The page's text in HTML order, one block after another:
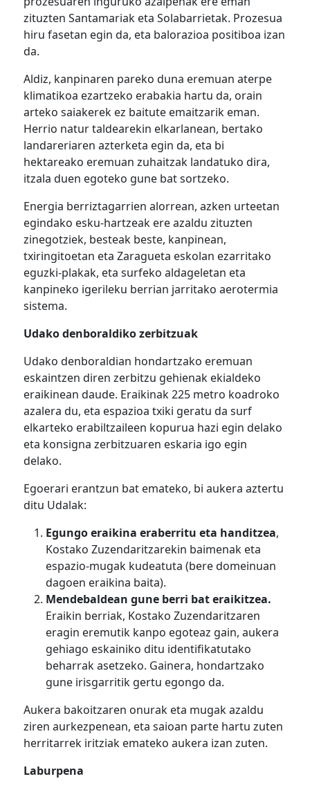
zituzten Santamariak eta Solabarrietak. Prozesua
hiru fasetan egin da, eta balorazioa positiboa izan
da.
Aldiz, kanpinaren pareko duna eremuan aterpe
klimatikoa ezartzeko erabakia hartu da, orain
arteko saiakerek ez baitute emaitzarik eman.
Herrio natur taldearekin elkarlanean, bertako
landareriaren azterketa egin da, eta bi
hektareako eremuan zuhaitzak landatuko dira,
itzala duen egoteko gune bat sortzeko.
Energia berriztagarrien alorrean, azken urteetan
egindako esku-hartzeak ere azaldu zituzten
zinegotziek, besteak beste, kanpinean,
txiringitoetan eta Zaragueta eskolan ezarritako
eguzki-plakak, eta surfeko aldageletan eta
kanpineko igerileku berrian jarritako aerotermia
sistema.
Udako denboraldiko zerbitzuak
Udako denboraldian hondartzako eremuan
eskaintzen diren zerbitzu gehienak ekialdeko
eraikinean daude. Eraikinak 225 metro koadroko
azalera du, eta espazioa txiki geratu da surf
elkarteko erabiltzaileen kopurua hazi egin delako
eta konsigna zerbitzuaren eskaria igo egin
delako.
Egoerari erantzun bat emateko, bi aukera aztertu
ditu Udalak:
Egungo eraikina eraberritu eta handitzea,
Kostako Zuzendaritzarekin baimenak eta
espazio-mugak kudeatuta (bere domeinuan
dagoen eraikina baita).
Mendebaldean gune berri bat eraikitzea.
Eraikin berriak, Kostako Zuzendaritzaren
eragin eremutik kanpo egoteaz gain, aukera
gehiago eskainiko ditu identifikatutako
beharrak asetzeko. Gainera, hondartzako
gune irisgarritik gertu egongo da.
Aukera bakoitzaren onurak eta mugak azaldu
ziren aurkezpenean, eta saioan parte hartu zuten
herritarrek iritziak emateko aukera izan zuten.
Laburpena